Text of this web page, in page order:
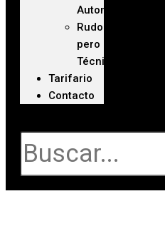
Automotriz
Rudo
pero
Técnico
Tarifario
Contacto